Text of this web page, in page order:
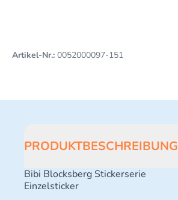
Artikel-Nr.: 0052000097-151
PRODUKTBESCHREIBUNG
Bibi Blocksberg Stickerserie
Einzelsticker